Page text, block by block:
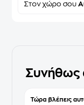
Στον χώρο σου
Συνήθως
Τώρα βλέπεις